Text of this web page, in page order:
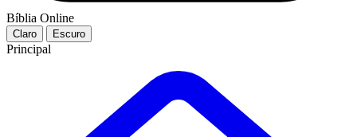
Bíblia Online
Claro Escuro
Principal